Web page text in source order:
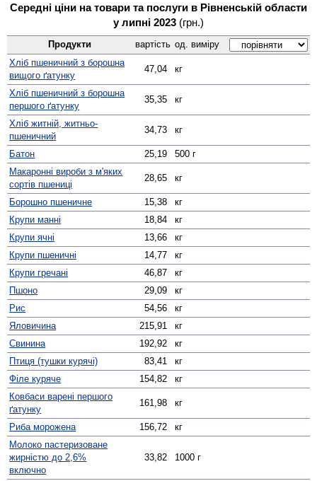
Середні ціни на товари та послуги в Рівненській области
у липні 2023 (грн.)
Продукти вартість од. виміру
Хліб пшеничний з борошна
вищого ґатунку
47,04 кг
Хліб пшеничний з борошна
першого ґатунку
35,35 кг
Хліб житній, житньо-
пшеничний
34,73 кг
Батон 25,19
500 г
Макаронні вироби з м'яких
сортів пшениці
28,65 кг
Борошно пшеничне 15,38
кг
Крупи манні
18,84
кг
Крупи ячні
13,66
кг
Крупи пшеничні
14,77
кг
Крупи гречані
46,87
кг
Пшоно
29,09
кг
Рис
54,56
кг
Яловичина
215,91
кг
Свинина
192,92
кг
Птиця (тушки курячі)
83,41
кг
Філе куряче
154,82
кг
Ковбаси варені першого
ґатунку
161,98 кг
Риба морожена 156,72
кг
Молоко пастеризоване
жирністю до 2,6%
включно
33,82 1000 г